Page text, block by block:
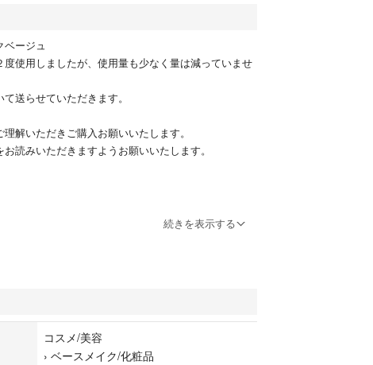
ベージュ
度使用しましたが、使用量も少なく量は減っていませ
送らせていただきます。
解いただきご購入お願いいたします。
読みいただきますようお願いいたします。
続きを表示する
コスメ/美容
› ベースメイク/化粧品